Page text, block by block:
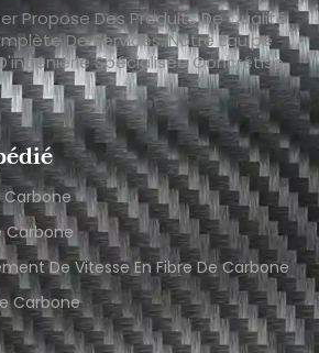
Propose Des Produits De Qualité
De Services. Notre Équipe
Spécialisée Concrétise
Carbone
Carbone
De Vitesse En Fibre De Carbone
Carbone